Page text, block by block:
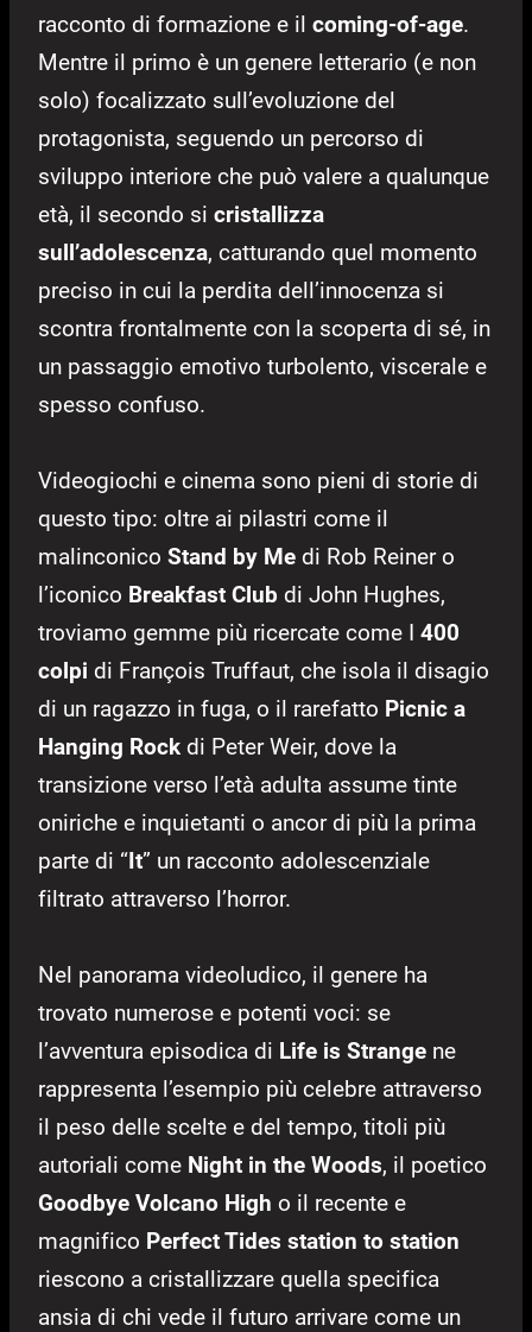
racconto di formazione e il coming-of-age.
Mentre il primo è un genere letterario (e non
solo) focalizzato sull’evoluzione del
protagonista, seguendo un percorso di
sviluppo interiore che può valere a qualunque
età, il secondo si cristallizza
sull’adolescenza, catturando quel momento
preciso in cui la perdita dell’innocenza si
scontra frontalmente con la scoperta di sé, in
un passaggio emotivo turbolento, viscerale e
spesso confuso.
Videogiochi e cinema sono pieni di storie di
questo tipo: oltre ai pilastri come il
malinconico Stand by Me di Rob Reiner o
l’iconico Breakfast Club di John Hughes,
troviamo gemme più ricercate come I 400
colpi di François Truffaut, che isola il disagio
di un ragazzo in fuga, o il rarefatto Picnic a
Hanging Rock di Peter Weir, dove la
transizione verso l’età adulta assume tinte
oniriche e inquietanti o ancor di più la prima
parte di “It” un racconto adolescenziale
filtrato attraverso l’horror.
Nel panorama videoludico, il genere ha
trovato numerose e potenti voci: se
l’avventura episodica di Life is Strange ne
rappresenta l’esempio più celebre attraverso
il peso delle scelte e del tempo, titoli più
autoriali come Night in the Woods, il poetico
Goodbye Volcano High o il recente e
magnifico Perfect Tides station to station
riescono a cristallizzare quella specifica
ansia di chi vede il futuro arrivare come un